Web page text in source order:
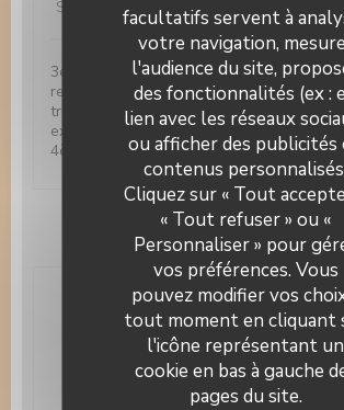
facultatifs servent à
votre navigation,
l'audience du site,
des fonctionnalités (ex :
lien avec les réseaux
ou afficher des publicités
contenus
Cliquez sur « Tout
« Tout refuser » ou «
Personnaliser » pour
vos préférences. Vous
pouvez modifier vos
tout moment en cliquant
l'icône représentant un
cookie en bas à gauche
pages du site.
Service
/5 Ambiance Cuisine:
3eme fois que nous venons dans ce
redire tout est parfait. Les plats sont
très agreable. Les gérants sont aux petits
extrémement sympathiques. Nous
4ème fois c'est sur...
1
Nous contacter
Bons cadeaux
La Table du